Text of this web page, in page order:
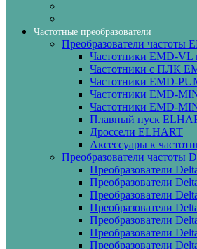
Частотные преобразователи
Преобразователи частоты
Частотники EMD-
Частотники с ПЛК
Частотники EMD-
Частотники
Частотники
Плавный пуск
Дроссели ELHART
Аксессуары к
Преобразователи частоты
Преобразователи
Преобразователи
Преобразователи
Преобразователи
Преобразователи
Преобразователи
Преобразователи